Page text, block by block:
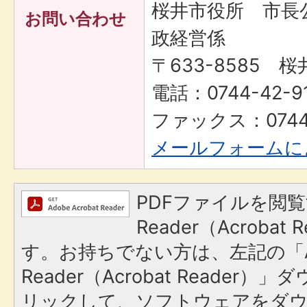
お問い合わせ
桜井市役所 市
政経営係
〒633-8585 桜
電話：0744-42-
ファックス：
メールフォーム
PDFファイルを閲
Reader（Acrobat
す。お持ちでない方は、左記の
Reader（Acrobat Reader）」ダ
リックして、ソフトウェアをダ